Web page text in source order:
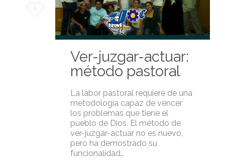
Love
0
Ver-juzgar-actuar:
método pastoral
La labor pastoral requiere de una
metodología capaz de vencer
los problemas que tiene el
pueblo de Dios. El método de
ver-juzgar-actuar no es nuevo,
pero ha demostrado su
funcionalidad…